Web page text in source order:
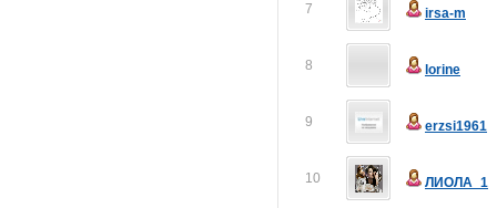
7 irsa-m
8 lorine
9 erzsi1961
10 ЛИОЛА_1